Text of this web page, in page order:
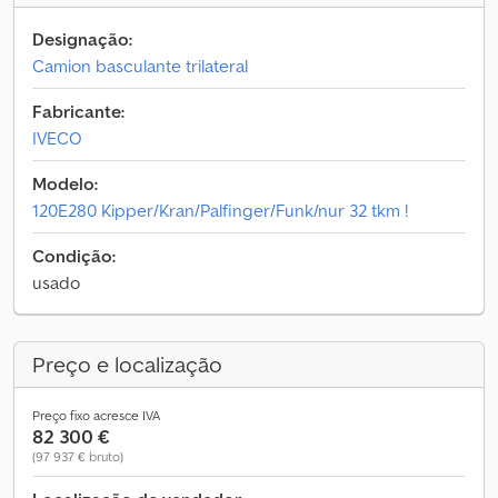
Designação:
Camion basculante trilateral
Fabricante:
IVECO
Modelo:
120E280 Kipper/Kran/Palfinger/Funk/nur 32 tkm !
Condição:
usado
Preço e localização
Preço fixo acresce IVA
82 300 €
(97 937 € bruto)